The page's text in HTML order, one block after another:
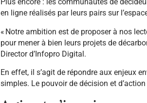
Plus encore : les communautés de
en ligne réalisés par leurs pairs sur
« Notre ambition est de proposer à nos
pour mener à bien leurs projets de
Director d’Infopro Digital.
En effet, il s’agit de répondre aux enjeux
simples. Le pouvoir de décision et